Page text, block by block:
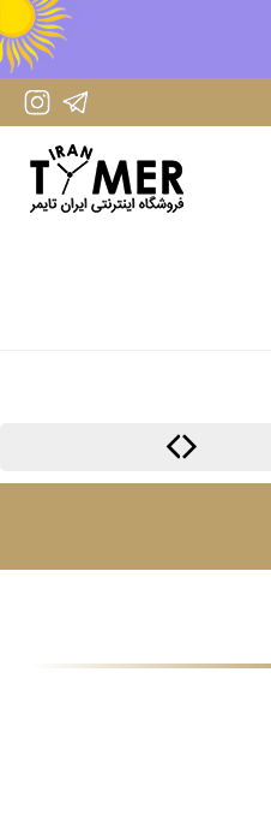
IranTimer Instagram Page